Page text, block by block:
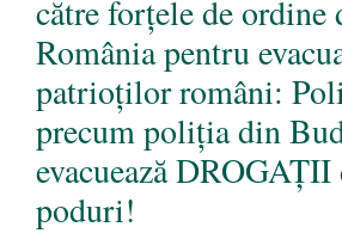
către forțele de ordine
România pentru
patrioților români:
precum poliția din
evacuează DROGAȚII
poduri!